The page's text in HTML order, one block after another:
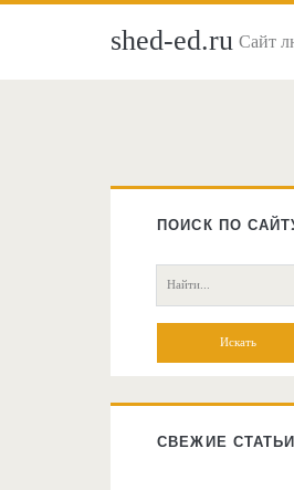
shed-ed.ru Сайт
Главная
боковая
колонка
ПОИСК ПО
Поиск:
СВЕЖИЕ СТАТЬИ